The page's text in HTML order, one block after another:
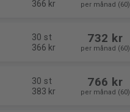
366 kr
per månad (60)
30 st
366 kr
732 kr
per månad (60)
30 st
383 kr
766 kr
per månad (60)